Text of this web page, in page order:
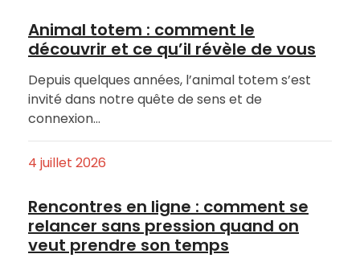
Animal totem : comment le
découvrir et ce qu’il révèle de vous
Depuis quelques années, l’animal totem s’est
invité dans notre quête de sens et de
connexion…
4 juillet 2026
Rencontres en ligne : comment se
relancer sans pression quand on
veut prendre son temps